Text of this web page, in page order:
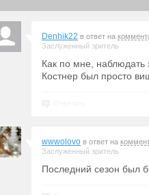
Denhik22 в ответ на
Заслуженный зритель
Как по мне, наблюдать
Костнер был просто
wwwolovo в ответ на
Заслуженный зритель
Последний сезон был